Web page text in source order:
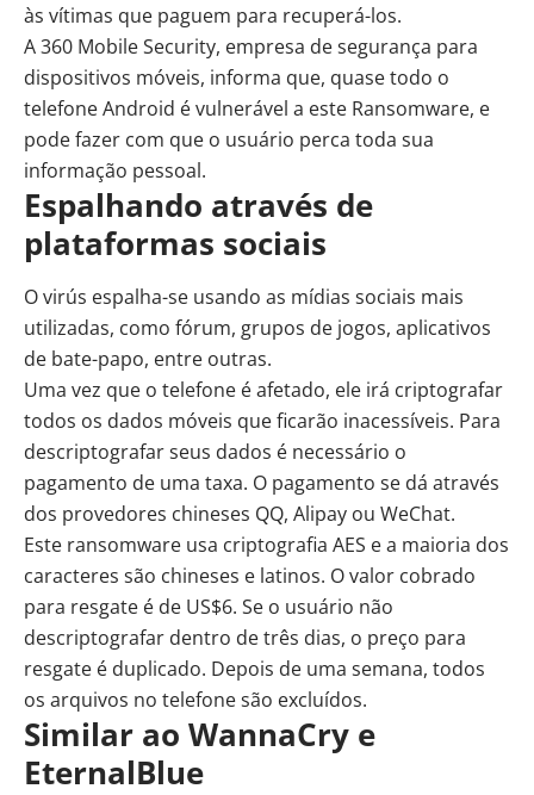
às vítimas que paguem para recuperá-los.
A 360 Mobile Security, empresa de segurança para
dispositivos móveis, informa que, quase todo o
telefone Android é vulnerável a este Ransomware, e
pode fazer com que o usuário perca toda sua
informação pessoal.
Espalhando através de
plataformas sociais
O virús espalha-se usando as mídias sociais mais
utilizadas, como fórum, grupos de jogos, aplicativos
de bate-papo, entre outras.
Uma vez que o telefone é afetado, ele irá criptografar
todos os dados móveis que ficarão inacessíveis. Para
descriptografar seus dados é necessário o
pagamento de uma taxa. O pagamento se dá através
dos provedores chineses QQ, Alipay ou WeChat.
Este ransomware usa criptografia AES e a maioria dos
caracteres são chineses e latinos. O valor cobrado
para resgate é de US$6. Se o usuário não
descriptografar dentro de três dias, o preço para
resgate é duplicado. Depois de uma semana, todos
os arquivos no telefone são excluídos.
Similar ao WannaCry e
EternalBlue